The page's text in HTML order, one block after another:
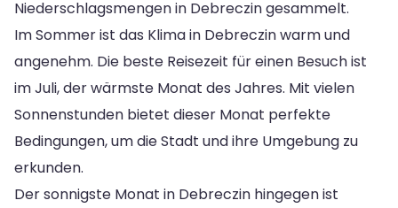
Niederschlagsmengen in Debreczin gesammelt.
Im Sommer ist das Klima in Debreczin warm und
angenehm. Die beste Reisezeit für einen Besuch ist
im Juli, der wärmste Monat des Jahres. Mit vielen
Sonnenstunden bietet dieser Monat perfekte
Bedingungen, um die Stadt und ihre Umgebung zu
erkunden.
Der sonnigste Monat in Debreczin hingegen ist